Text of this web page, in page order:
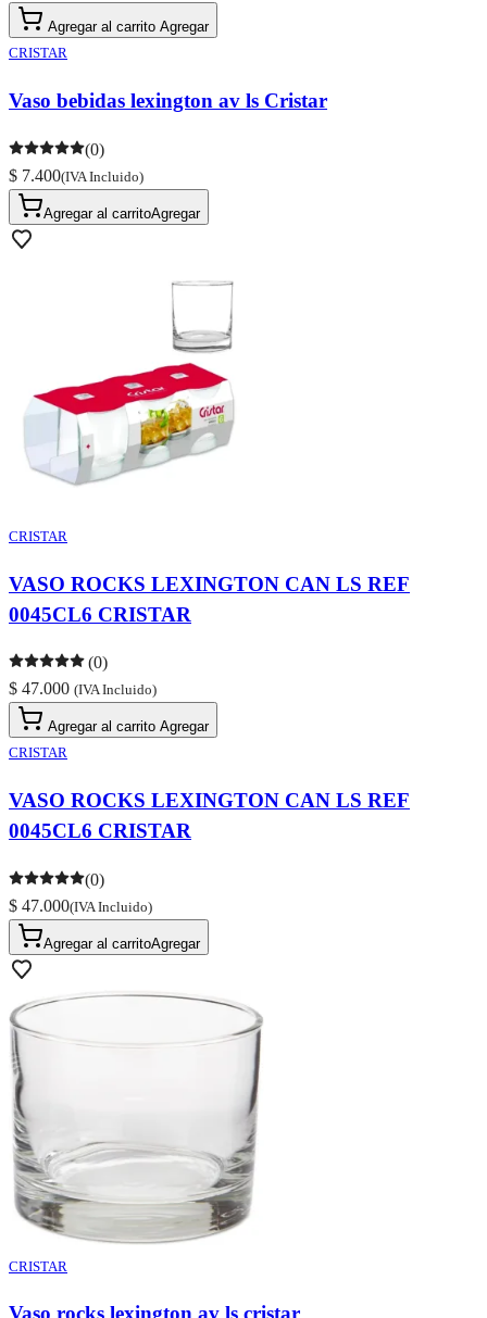
Agregar al carrito Agregar
CRISTAR
Vaso bebidas lexington av ls Cristar
(0)
$ 7.400(IVA Incluido)
Agregar al carritoAgregar
CRISTAR
VASO ROCKS LEXINGTON CAN LS REF
0045CL6 CRISTAR
(0)
$ 47.000 (IVA Incluido)
Agregar al carrito Agregar
CRISTAR
VASO ROCKS LEXINGTON CAN LS REF
0045CL6 CRISTAR
(0)
$ 47.000(IVA Incluido)
Agregar al carritoAgregar
CRISTAR